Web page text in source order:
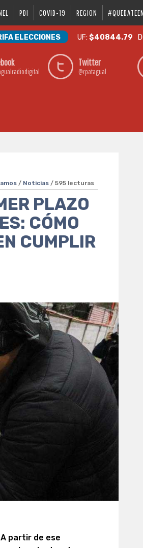
PDI COVID-19 REGION
ELECCIONES UF:$40844.79
Twitter
@rpatagual
/ Noticias / 595 lecturas
PLAZO
CÓMO
CUMPLIR
partir de ese